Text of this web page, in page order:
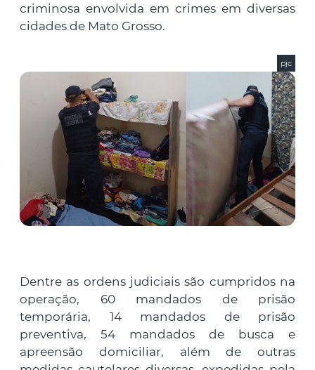
criminosa envolvida em crimes em diversas
cidades de Mato Grosso.
pjc
Dentre as ordens judiciais são cumpridos na
operação, 60 mandados de prisão
temporária, 14 mandados de prisão
preventiva, 54 mandados de busca e
apreensão domiciliar, além de outras